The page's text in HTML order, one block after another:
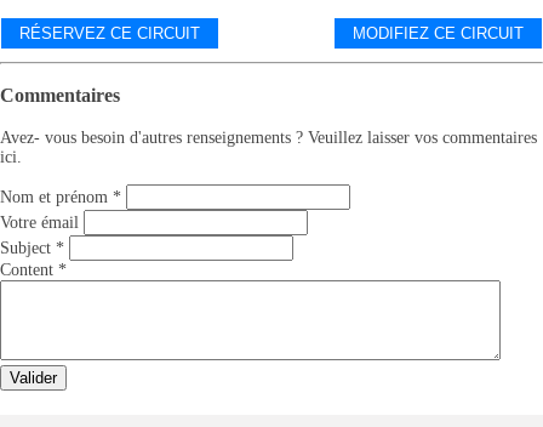
RÉSERVEZ CE CIRCUIT MODIFIEZ CE CIRCUIT
Commentaires
Avez- vous besoin d'autres renseignements ? Veuillez laisser vos commentaires
ici.
Nom et prénom *
Votre émail
Subject *
Content *
Valider